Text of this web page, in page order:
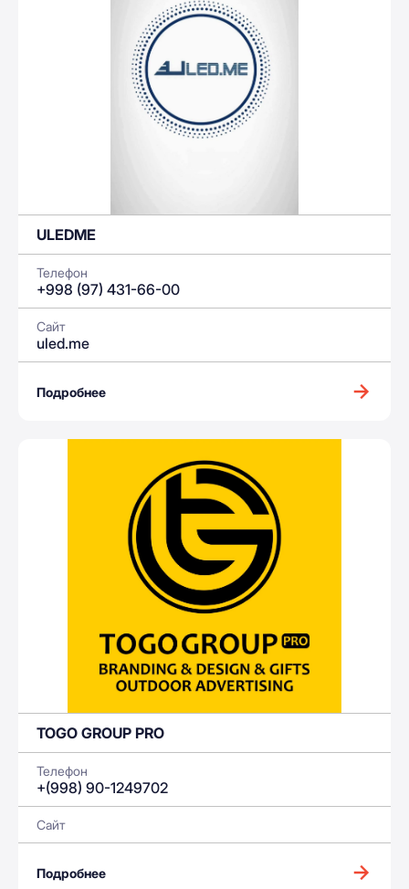
ULEDME
Телефон
+998 (97) 431-66-00
Сайт
uled.me
Подробнее
TOGO GROUP PRO
Телефон
+(998) 90-1249702
Сайт
Подробнее